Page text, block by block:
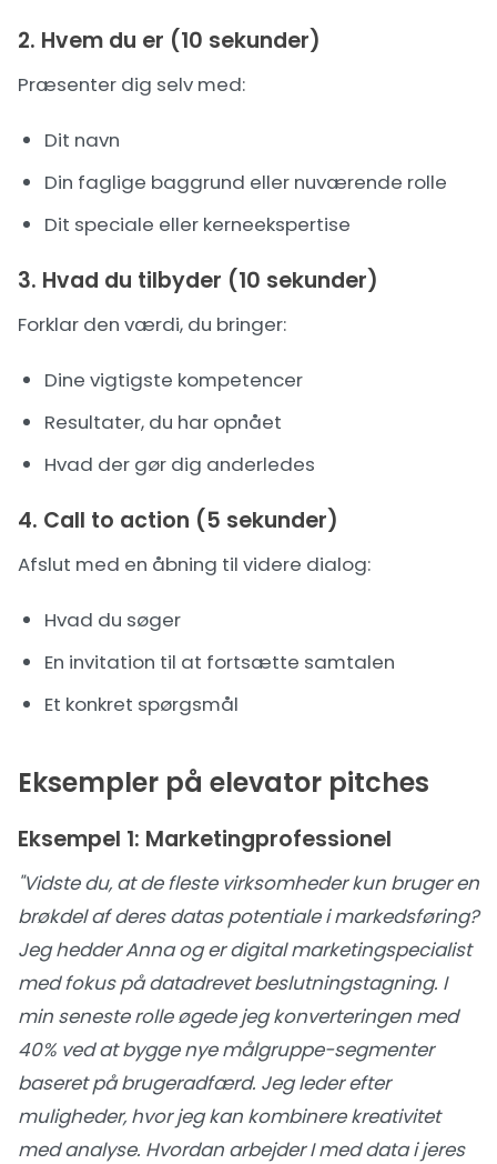
2. Hvem du er (10 sekunder)
Præsenter dig selv med:
Dit navn
Din faglige baggrund eller nuværende rolle
Dit speciale eller kerneekspertise
3. Hvad du tilbyder (10 sekunder)
Forklar den værdi, du bringer:
Dine vigtigste kompetencer
Resultater, du har opnået
Hvad der gør dig anderledes
4. Call to action (5 sekunder)
Afslut med en åbning til videre dialog:
Hvad du søger
En invitation til at fortsætte samtalen
Et konkret spørgsmål
Eksempler på elevator pitches
Eksempel 1: Marketingprofessionel
"Vidste du, at de fleste virksomheder kun bruger en
brøkdel af deres datas potentiale i markedsføring?
Jeg hedder Anna og er digital marketingspecialist
med fokus på datadrevet beslutningstagning. I
min seneste rolle øgede jeg konverteringen med
40% ved at bygge nye målgruppe-segmenter
baseret på brugeradfærd. Jeg leder efter
muligheder, hvor jeg kan kombinere kreativitet
med analyse. Hvordan arbejder I med data i jeres